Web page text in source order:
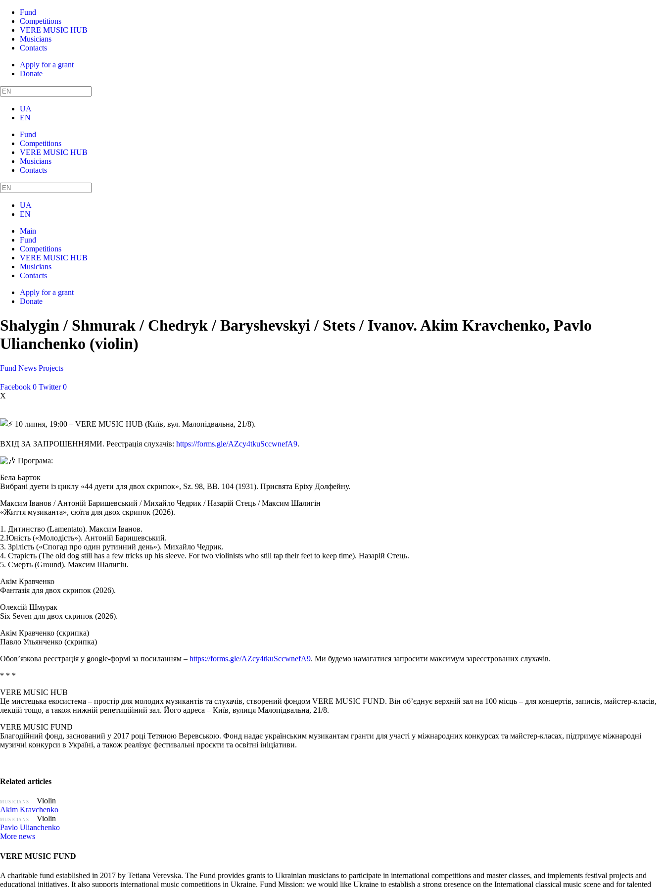
Fund
Competitions
VERE MUSIC HUB
Musicians
Contacts
Apply for a grant
Donate
UA
EN
Fund
Competitions
VERE MUSIC HUB
Musicians
Contacts
UA
EN
Main
Fund
Competitions
VERE MUSIC HUB
Musicians
Contacts
Apply for a grant
Donate
Shalygin / Shmurak / Chedryk / Baryshevskyi / Stets / Ivanov. Akim Kravchenko, Pavlo
Ulianchenko (violin)
Fund News Projects
Facebook 0 Twitter 0
X
10 липня, 19:00 – VERE MUSIC HUB (Київ, вул. Малопідвальна, 21/8).
ВХІД ЗА ЗАПРОШЕННЯМИ. Реєстрація слухачів: https://forms.gle/AZcy4tkuSccwnefA9.
Програма:
Бела Барток
Вибрані дуети із циклу «44 дуети для двох скрипок», Sz. 98, BB. 104 (1931). Присвята Еріху Долфейну.
Максим Іванов / Антоній Баришевський / Михайло Чедрик / Назарій Стець / Максим Шалигін
«Життя музиканта», сюїта для двох скрипок (2026).
1. Дитинство (Lamentato). Максим Іванов.
2.Юність («Молодість»). Антоній Баришевський.
3. Зрілість («Спогад про один рутинний день»). Михайло Чедрик.
4. Старість (The old dog still has a few tricks up his sleeve. For two violinists who still tap their feet to keep time). Назарій Стець.
5. Смерть (Ground). Максим Шалигін.
Акім Кравченко
Фантазія для двох скрипок (2026).
Олексій Шмурак
Six Seven для двох скрипок (2026).
Акім Кравченко (скрипка)
Павло Ульянченко (скрипка)
Обов’язкова реєстрація у google-формі за посиланням – https://forms.gle/AZcy4tkuSccwnefA9. Ми будемо намагатися запросити максимум зареєстрованих слухачів.
* * *
VERE MUSIC HUB
Це мистецька екосистема – простір для молодих музикантів та слухачів, створений фондом VERE MUSIC FUND. Він об’єднує верхній зал на 100 місць – для концертів, записів, майстер-класів,
лекцій тощо, а також нижній репетиційний зал. Його адреса – Київ, вулиця Малопідвальна, 21/8.
VERE MUSIC FUND
Благодійний фонд, заснований у 2017 році Тетяною Веревською. Фонд надає українським музикантам гранти для участі у міжнародних конкурсах та майстер-класах, підтримує міжнародні
музичні конкурси в Україні, а також реалізує фестивальні проєкти та освітні ініціативи.
Related articles
MUSICIANS
Violin
Akim Kravchenko
MUSICIANS
Violin
Pavlo Ulianchenko
More news
VERE MUSIC FUND
A charitable fund established in 2017 by Tetiana Verevska. The Fund provides grants to Ukrainian musicians to participate in international competitions and master classes, and implements festival projects and
educational initiatives. It also supports international music competitions in Ukraine. Fund Mission: we would like Ukraine to establish a strong presence on the International classical music scene and for talented